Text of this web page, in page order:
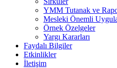
YMM Tutanak ve
Mesleki Önemli
Örnek Özelgeler
Yargı Kararları
Faydalı Bilgiler
Etkinlikler
İletişim